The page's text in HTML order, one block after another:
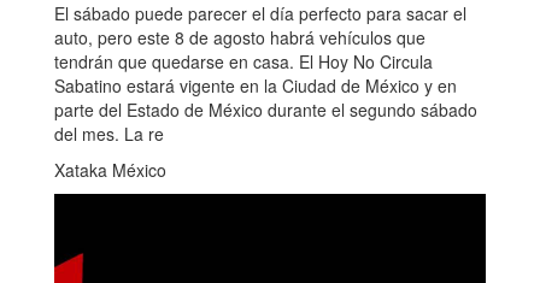
El sábado puede parecer el día perfecto para sacar el
auto, pero este 8 de agosto habrá vehículos que
tendrán que quedarse en casa. El Hoy No Circula
Sabatino estará vigente en la Ciudad de México y en
parte del Estado de México durante el segundo sábado
del mes. La re
Xataka México